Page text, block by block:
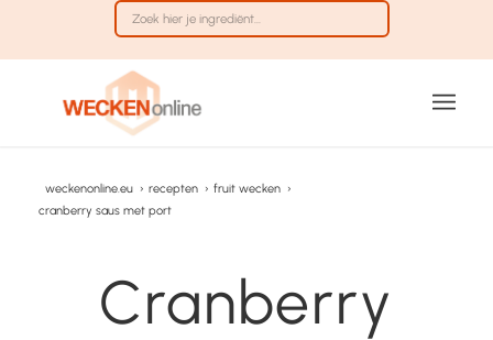
weckenonline.eu › recepten › fruit wecken ›
cranberry saus met port
Cranberry